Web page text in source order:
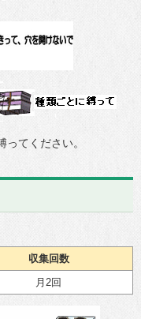
ってください。
収集回数
月2回